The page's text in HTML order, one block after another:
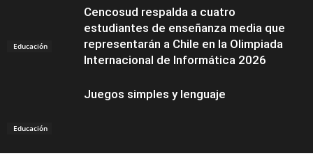
Educación
Cencosud respalda a cuatro
estudiantes de enseñanza media que
representarán a Chile en la Olimpiada
Internacional de Informática 2026
Educación
Juegos simples y lenguaje